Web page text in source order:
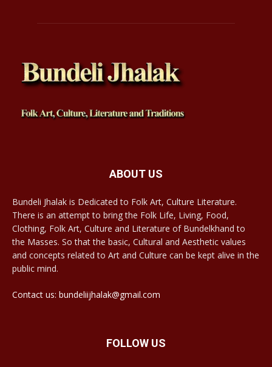
ABOUT US
Bundeli Jhalak is Dedicated to Folk Art, Culture Literature.
There is an attempt to bring the Folk Life, Living, Food,
Clothing, Folk Art, Culture and Literature of Bundelkhand to
the Masses. So that the basic, Cultural and Aesthetic values
and concepts related to Art and Culture can be kept alive in the
public mind.
Contact us: bundeliijhalak@gmail.com
FOLLOW US